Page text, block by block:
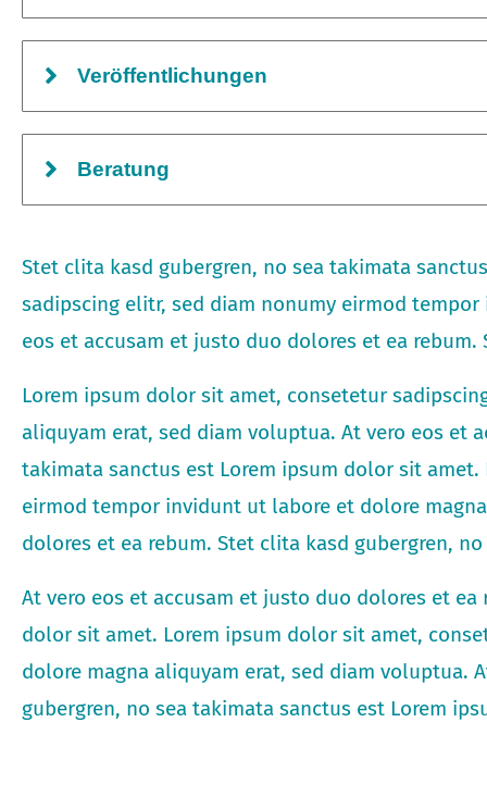
Veröffentlichungen
Beratung
Stet clita kasd gubergren, no sea takimata
sadipscing elitr, sed diam nonumy eirmod
eos et accusam et justo duo dolores et ea
Lorem ipsum dolor sit amet, consetetur
aliquyam erat, sed diam voluptua. At vero eos et
takimata sanctus est Lorem ipsum dolor sit
eirmod tempor invidunt ut labore et dolore
dolores et ea rebum. Stet clita kasd gubergren,
At vero eos et accusam et justo duo dolores et
dolor sit amet. Lorem ipsum dolor sit amet,
dolore magna aliquyam erat, sed diam voluptua.
gubergren, no sea takimata sanctus est Lorem